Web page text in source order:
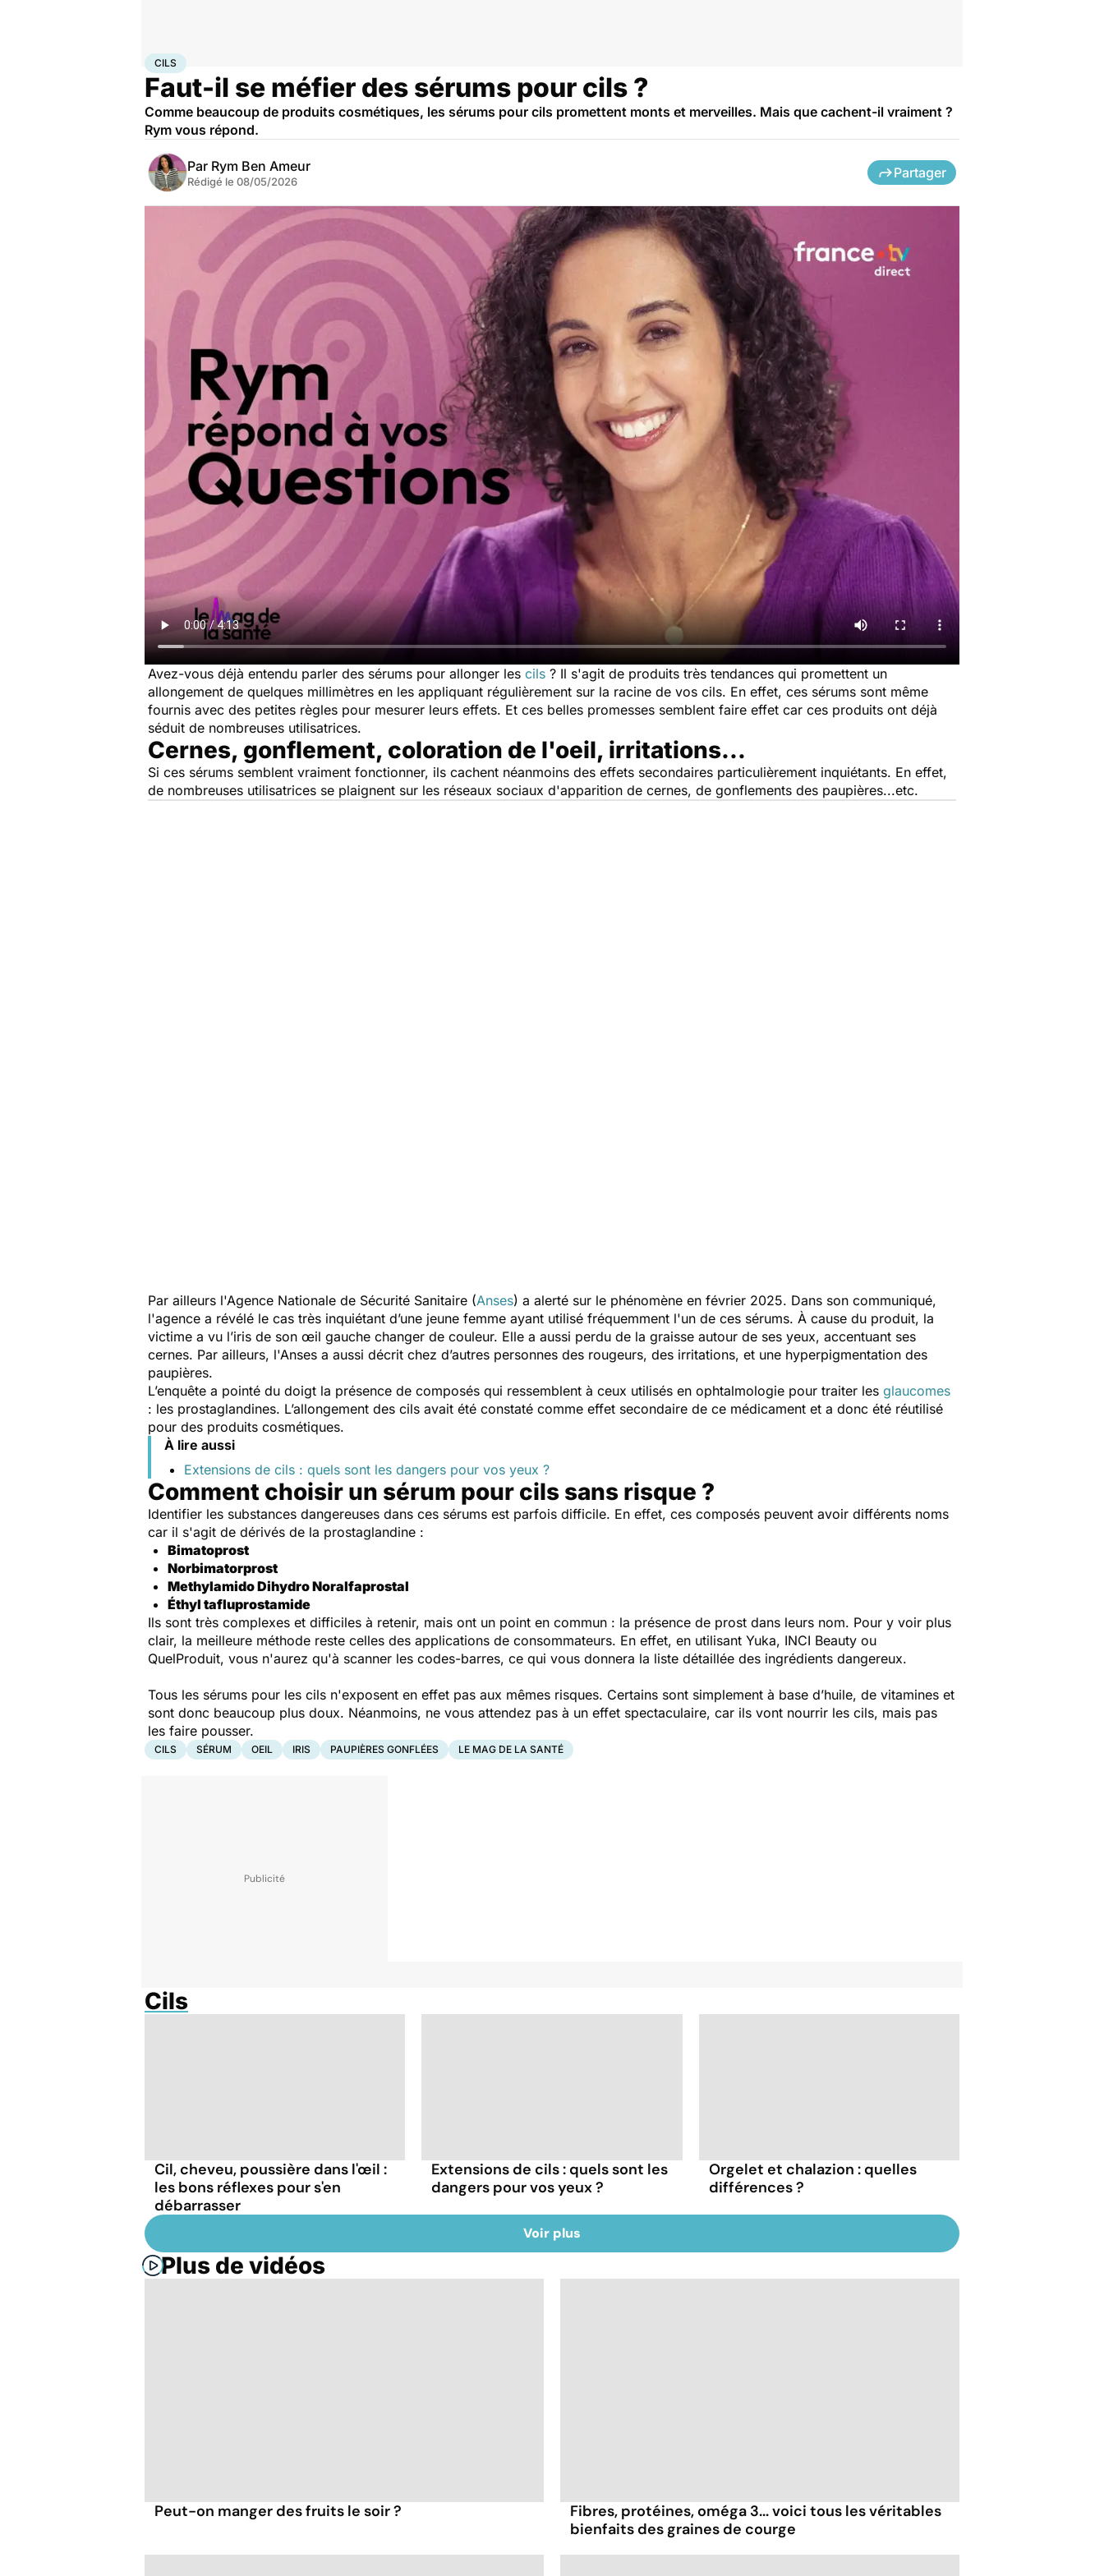
Accueil Bien-être
CILS
Faut-il se méfier des sérums pour cils ?
Comme beaucoup de produits cosmétiques, les sérums pour cils promettent monts et merveilles. Mais que cachent-il vraiment ?
Rym vous répond.
Par Rym Ben Ameur
Rédigé le 08/05/2026
Partager
Avez-vous déjà entendu parler des sérums pour allonger les cils ? Il s'agit de produits très tendances qui promettent un
allongement de quelques millimètres en les appliquant régulièrement sur la racine de vos cils. En effet, ces sérums sont même
fournis avec des petites règles pour mesurer leurs effets. Et ces belles promesses semblent faire effet car ces produits ont déjà
séduit de nombreuses utilisatrices.
Cernes, gonflement, coloration de l'oeil, irritations...
Si ces sérums semblent vraiment fonctionner, ils cachent néanmoins des effets secondaires particulièrement inquiétants. En effet,
de nombreuses utilisatrices se plaignent sur les réseaux sociaux d'apparition de cernes, de gonflements des paupières...etc.
Par ailleurs l'Agence Nationale de Sécurité Sanitaire (Anses) a alerté sur le phénomène en février 2025. Dans son communiqué,
l'agence a révélé le cas très inquiétant d’une jeune femme ayant utilisé fréquemment l'un de ces sérums. À cause du produit, la
victime a vu l’iris de son œil gauche changer de couleur. Elle a aussi perdu de la graisse autour de ses yeux, accentuant ses
cernes. Par ailleurs, l'Anses a aussi décrit chez d’autres personnes des rougeurs, des irritations, et une hyperpigmentation des
paupières.
L’enquête a pointé du doigt la présence de composés qui ressemblent à ceux utilisés en ophtalmologie pour traiter les glaucomes
: les prostaglandines. L’allongement des cils avait été constaté comme effet secondaire de ce médicament et a donc été réutilisé
pour des produits cosmétiques.
À lire aussi
Extensions de cils : quels sont les dangers pour vos yeux ?
Comment choisir un sérum pour cils sans risque ?
Identifier les substances dangereuses dans ces sérums est parfois difficile. En effet, ces composés peuvent avoir différents noms
car il s'agit de dérivés de la prostaglandine :
Bimatoprost
Norbimatorprost
Methylamido Dihydro Noralfaprostal
Éthyl tafluprostamide
Ils sont très complexes et difficiles à retenir, mais ont un point en commun : la présence de prost dans leurs nom. Pour y voir plus
clair, la meilleure méthode reste celles des applications de consommateurs. En effet, en utilisant Yuka, INCI Beauty ou
QuelProduit, vous n'aurez qu'à scanner les codes-barres, ce qui vous donnera la liste détaillée des ingrédients dangereux.
Tous les sérums pour les cils n'exposent en effet pas aux mêmes risques. Certains sont simplement à base d’huile, de vitamines et
sont donc beaucoup plus doux. Néanmoins, ne vous attendez pas à un effet spectaculaire, car ils vont nourrir les cils, mais pas
les faire pousser.
CILS SÉRUM OEIL IRIS PAUPIÈRES GONFLÉES LE MAG DE LA SANTÉ
Cils
Cil, cheveu, poussière dans l'œil :
les bons réflexes pour s'en
débarrasser
Extensions de cils : quels sont les
dangers pour vos yeux ?
Orgelet et chalazion : quelles
différences ?
Voir plus
Plus de vidéos
Peut-on manger des fruits le soir ?
Fibres, protéines, oméga 3... voici tous les véritables
bienfaits des graines de courge